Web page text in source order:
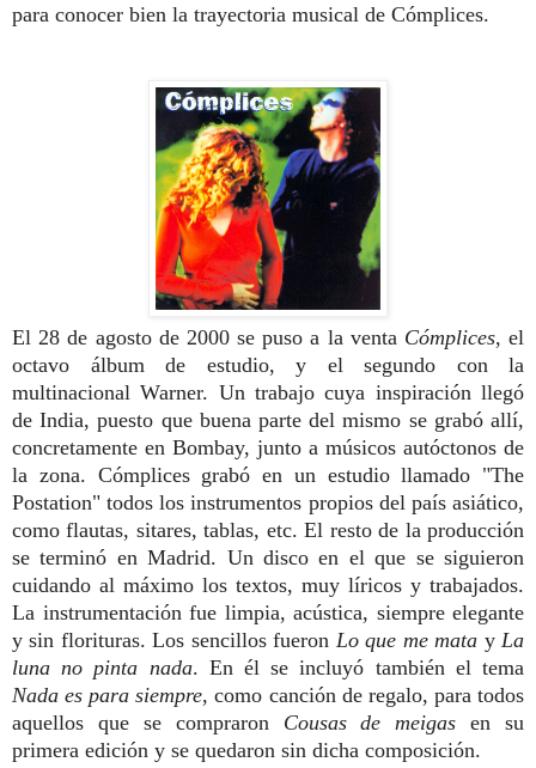
para conocer bien la trayectoria musical de Cómplices.
El 28 de agosto de 2000 se puso a la venta Cómplices, el
octavo álbum de estudio, y el segundo con la
multinacional Warner. Un trabajo cuya inspiración llegó
de India, puesto que buena parte del mismo se grabó allí,
concretamente en Bombay, junto a músicos autóctonos de
la zona. Cómplices grabó en un estudio llamado "The
Postation" todos los instrumentos propios del país asiático,
como flautas, sitares, tablas, etc. El resto de la producción
se terminó en Madrid. Un disco en el que se siguieron
cuidando al máximo los textos, muy líricos y trabajados.
La instrumentación fue limpia, acústica, siempre elegante
y sin florituras. Los sencillos fueron Lo que me mata y La
luna no pinta nada. En él se incluyó también el tema
Nada es para siempre, como canción de regalo, para todos
aquellos que se compraron Cousas de meigas en su
primera edición y se quedaron sin dicha composición.